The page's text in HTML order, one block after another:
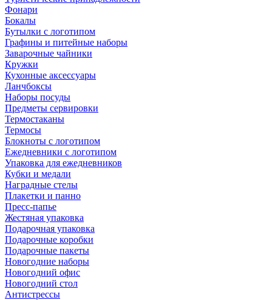
Фонари
Бокалы
Бутылки с логотипом
Графины и питейные наборы
Заварочные чайники
Кружки
Кухонные аксессуары
Ланчбоксы
Наборы посуды
Предметы сервировки
Термостаканы
Термосы
Блокноты с логотипом
Ежедневники с логотипом
Упаковка для ежедневников
Кубки и медали
Наградные стелы
Плакетки и панно
Пресс-папье
Жестяная упаковка
Подарочная упаковка
Подарочные коробки
Подарочные пакеты
Новогодние наборы
Новогодний офис
Новогодний стол
Антистрессы